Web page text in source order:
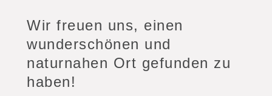
Wir freuen uns, einen
wunderschönen und
naturnahen Ort gefunden zu
haben!